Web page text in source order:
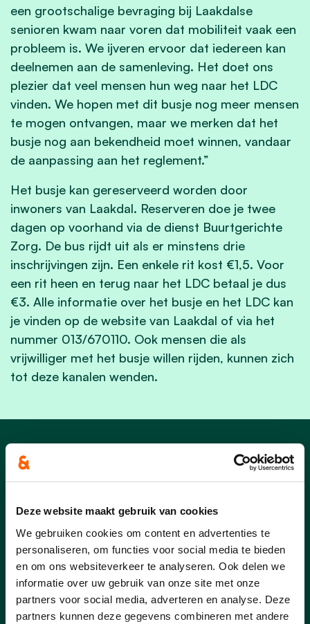
Deze website maakt gebruik van cookies
We gebruiken cookies om content en advertenties te
personaliseren, om functies voor social media te bieden
en om ons websiteverkeer te analyseren. Ook delen we
informatie over uw gebruik van onze site met onze
partners voor social media, adverteren en analyse. Deze
partners kunnen deze gegevens combineren met andere
een grootschalige bevraging bij Laakdalse
senioren kwam naar voren dat mobiliteit vaak een
probleem is. We ijveren ervoor dat iedereen kan
deelnemen aan de samenleving. Het doet ons
plezier dat veel mensen hun weg naar het LDC
vinden. We hopen met dit busje nog meer mensen
te mogen ontvangen, maar we merken dat het
busje nog aan bekendheid moet winnen, vandaar
de aanpassing aan het reglement.”
Het busje kan gereserveerd worden door
inwoners van Laakdal. Reserveren doe je twee
dagen op voorhand via de dienst Buurtgerichte
Zorg. De bus rijdt uit als er minstens drie
inschrijvingen zijn. Een enkele rit kost €1,5. Voor
een rit heen en terug naar het LDC betaal je dus
€3. Alle informatie over het busje en het LDC kan
je vinden op de website van Laakdal of via het
nummer 013/670110. Ook mensen die als
vrijwilliger met het busje willen rijden, kunnen zich
tot deze kanalen wenden.
Nieuws uit Laakdal